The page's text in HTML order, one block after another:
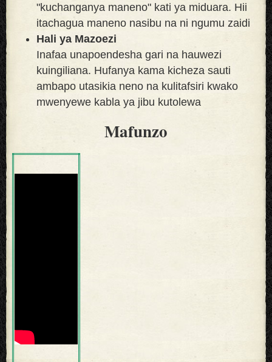
"kuchanganya maneno" kati ya miduara. Hii
itachagua maneno nasibu na ni ngumu zaidi
Hali ya Mazoezi
Inafaa unapoendesha gari na hauwezi
kuingiliana. Hufanya kama kicheza sauti
ambapo utasikia neno na kulitafsiri kwako
mwenyewe kabla ya jibu kutolewa
Mafunzo